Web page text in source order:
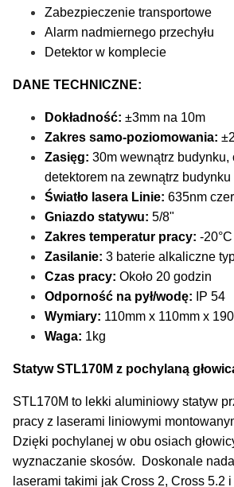
Zabezpieczenie transportowe
Alarm nadmiernego przechyłu
Detektor w komplecie
DANE TECHNICZNE:
Dokładność: ±3mm na 10m
Zakres samo-poziomowania:
Zasięg: 30m wewnątrz budynku,
detektorem na zewnątrz budynku
Światło lasera Linie: 635nm
Gniazdo statywu: 5/8"
Zakres temperatur pracy: -
Zasilanie: 3 baterie alkaliczne
Czas pracy: Około 20 godzin
Odporność na pył/wodę: IP 54
Wymiary: 110mm x 110mm x
Waga: 1kg
Statyw STL170M z pochylaną
STL170M to lekki aluminiowy statyw
pracy z laserami liniowymi
Dzięki pochylanej w obu osiach
wyznaczanie skosów. Doskonale
laserami takimi jak Cross 2, Cross 5.2